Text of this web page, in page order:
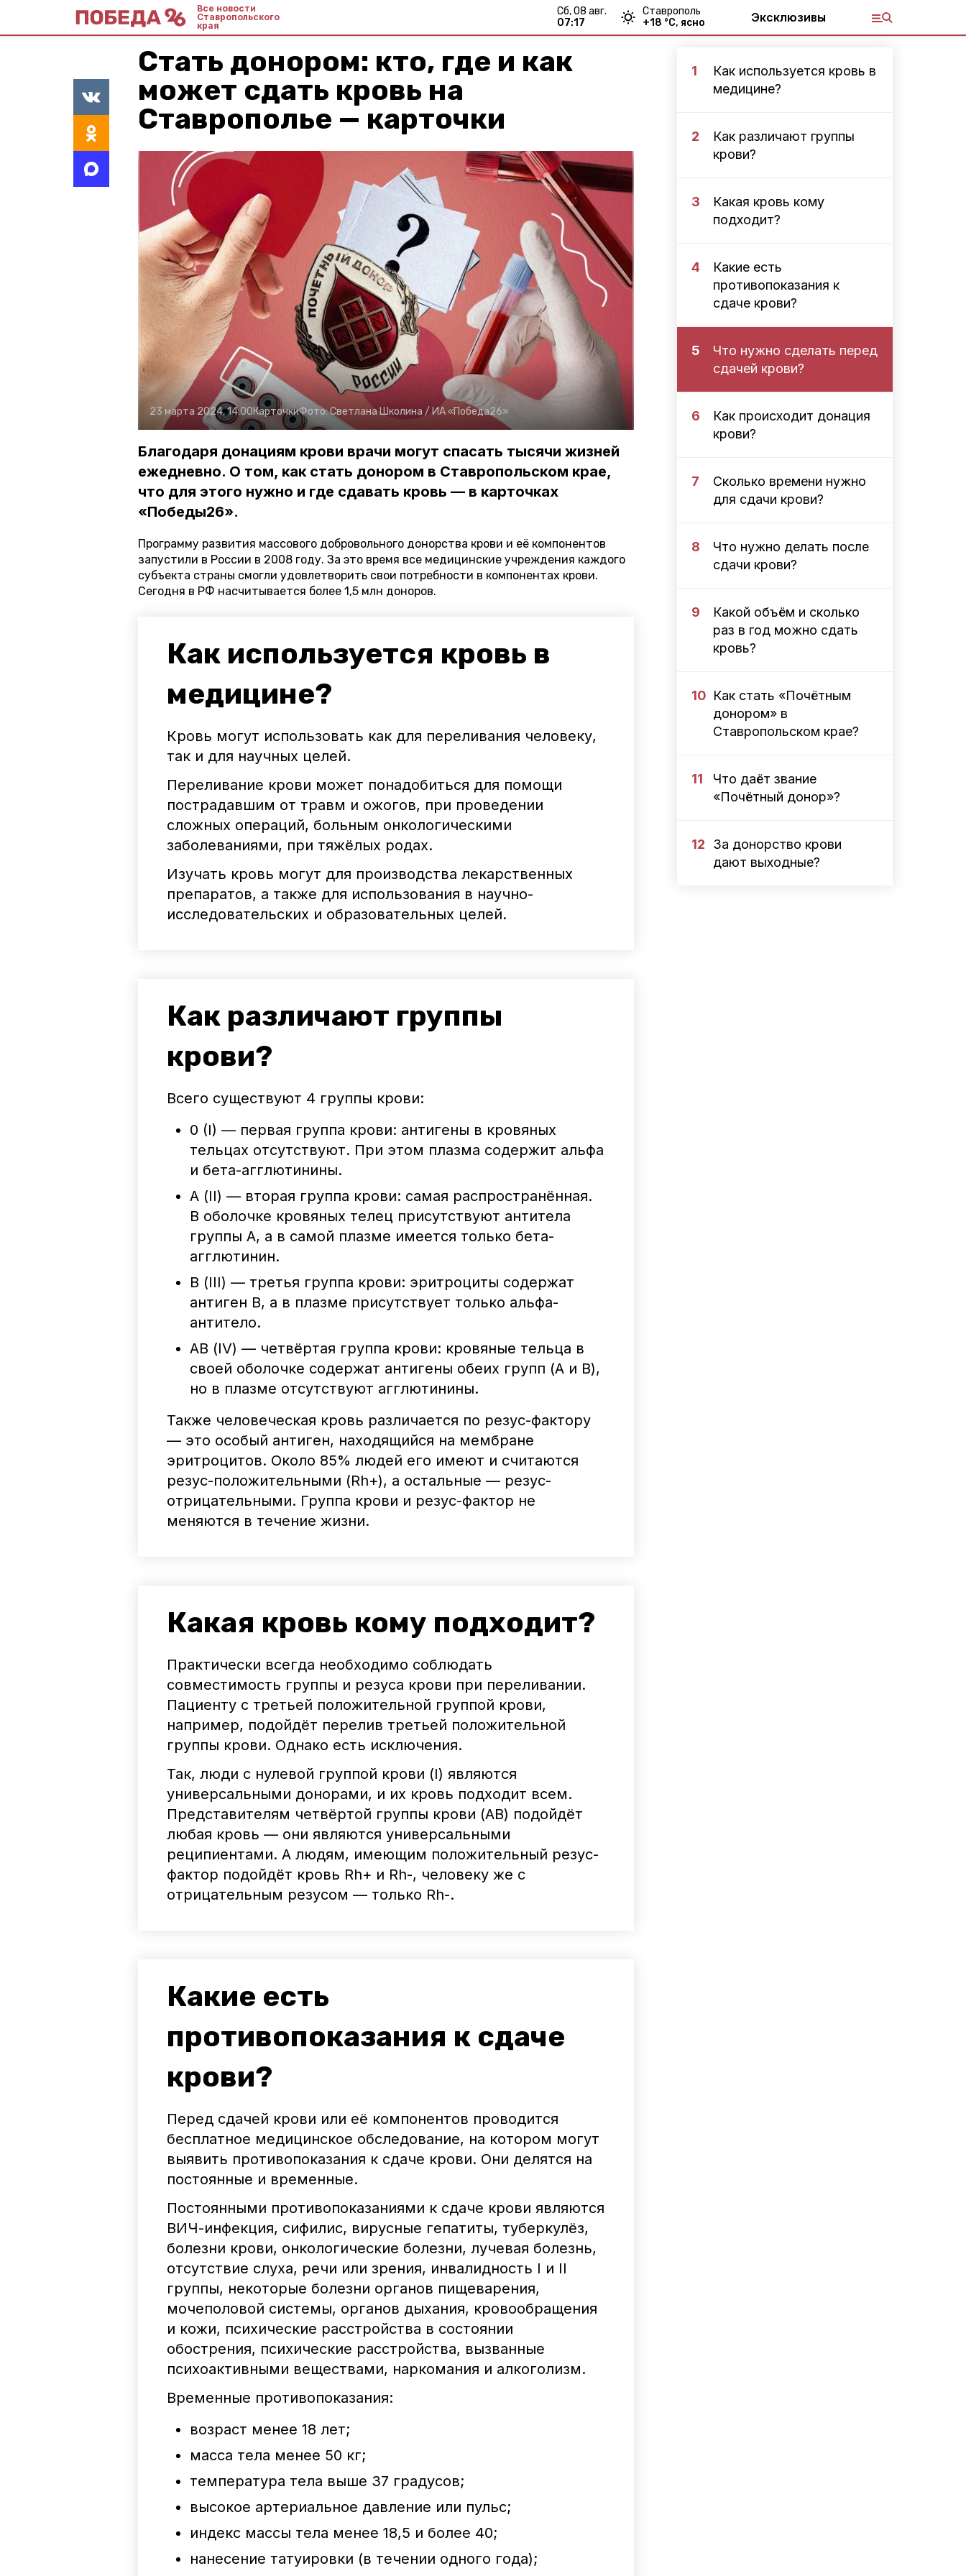
Все новости
Ставропольского
края
сб, 08 авг.
07:17
Ставрополь
+18 °С, ясно Эксклюзивы
Стать донором: кто, где и как
может сдать кровь на
Ставрополье — карточки
23 марта 2024, 14:00КарточкиФото:Светлана Школина / ИА «Победа26»
Благодаря донациям крови врачи могут спасать тысячи жизней
ежедневно. О том, как стать донором в Ставропольском крае,
что для этого нужно и где сдавать кровь — в карточках
«Победы26».
Программу развития массового добровольного донорства крови и её компонентов
запустили в России в 2008 году. За это время все медицинские учреждения каждого
субъекта страны смогли удовлетворить свои потребности в компонентах крови.
Сегодня в РФ насчитывается более 1,5 млн доноров.
Как используется кровь в
медицине?
Кровь могут использовать как для переливания человеку,
так и для научных целей.
Переливание крови может понадобиться для помощи
пострадавшим от травм и ожогов, при проведении
сложных операций, больным онкологическими
заболеваниями, при тяжёлых родах.
Изучать кровь могут для производства лекарственных
препаратов, а также для использования в научно-
исследовательских и образовательных целей.
Как различают группы
крови?
Всего существуют 4 группы крови:
0 (I) — первая группа крови: антигены в кровяных
тельцах отсутствуют. При этом плазма содержит альфа
и бета-агглютинины.
А (II) — вторая группа крови: самая распространённая.
В оболочке кровяных телец присутствуют антитела
группы А, а в самой плазме имеется только бета-
агглютинин.
В (III) — третья группа крови: эритроциты содержат
антиген В, а в плазме присутствует только альфа-
антитело.
АВ (IV) — четвёртая группа крови: кровяные тельца в
своей оболочке содержат антигены обеих групп (А и В),
но в плазме отсутствуют агглютинины.
Также человеческая кровь различается по резус-фактору
— это особый антиген, находящийся на мембране
эритроцитов. Около 85% людей его имеют и считаются
резус-положительными (Rh+), а остальные — резус-
отрицательными. Группа крови и резус-фактор не
меняются в течение жизни.
Какая кровь кому подходит?
Практически всегда необходимо соблюдать
совместимость группы и резуса крови при переливании.
Пациенту с третьей положительной группой крови,
например, подойдёт перелив третьей положительной
группы крови. Однако есть исключения.
Так, люди с нулевой группой крови (I) являются
универсальными донорами, и их кровь подходит всем.
Представителям четвёртой группы крови (AB) подойдёт
любая кровь — они являются универсальными
реципиентами. А людям, имеющим положительный резус-
фактор подойдёт кровь Rh+ и Rh-, человеку же с
отрицательным резусом — только Rh-.
Какие есть
противопоказания к сдаче
крови?
Перед сдачей крови или её компонентов проводится
бесплатное медицинское обследование, на котором могут
выявить противопоказания к сдаче крови. Они делятся на
постоянные и временные.
Постоянными противопоказаниями к сдаче крови являются
ВИЧ-инфекция, сифилис, вирусные гепатиты, туберкулёз,
болезни крови, онкологические болезни, лучевая болезнь,
отсутствие слуха, речи или зрения, инвалидность I и II
группы, некоторые болезни органов пищеварения,
мочеполовой системы, органов дыхания, кровообращения
и кожи, психические расстройства в состоянии
обострения, психические расстройства, вызванные
психоактивными веществами, наркомания и алкоголизм.
Временные противопоказания:
возраст менее 18 лет;
масса тела менее 50 кг;
температура тела выше 37 градусов;
высокое артериальное давление или пульс;
индекс массы тела менее 18,5 и более 40;
нанесение татуировки (в течении одного года);
1
Как используется кровь в
медицине?
2
Как различают группы
крови?
3
Какая кровь кому
подходит?
4
Какие есть
противопоказания к
сдаче крови?
5
Что нужно сделать перед
сдачей крови?
6
Как происходит донация
крови?
7
Сколько времени нужно
для сдачи крови?
8
Что нужно делать после
сдачи крови?
9
Какой объём и сколько
раз в год можно сдать
кровь?
10 Как стать «Почётным
донором» в
Ставропольском крае?
11
Что даёт звание
«Почётный донор»?
12
За донорство крови
дают выходные?